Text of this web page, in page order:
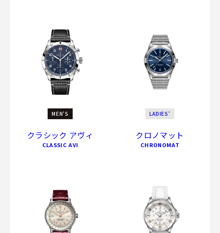
MEN'S
クラシック アヴィ
CLASSIC AVI
LADIES'
クロノマット
CHRONOMAT